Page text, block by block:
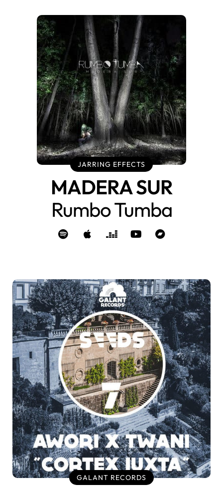
JARRING EFFECTS
MADERA SUR
Rumbo Tumba
GALANT RECORDS